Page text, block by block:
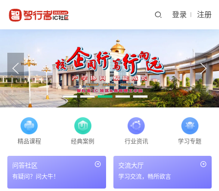
登录 注册
精品课程 经典案例 行业资讯 学习专题
问答社区
有疑问？问大牛！
交流大厅
学习交流，畅所欲言